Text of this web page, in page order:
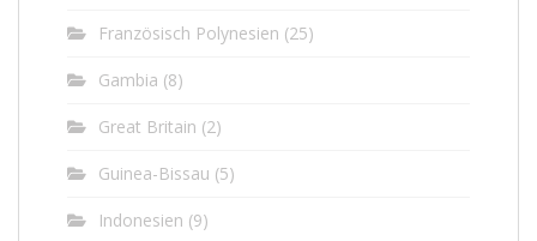
Französisch Polynesien (25)
Gambia (8)
Great Britain (2)
Guinea-Bissau (5)
Indonesien (9)